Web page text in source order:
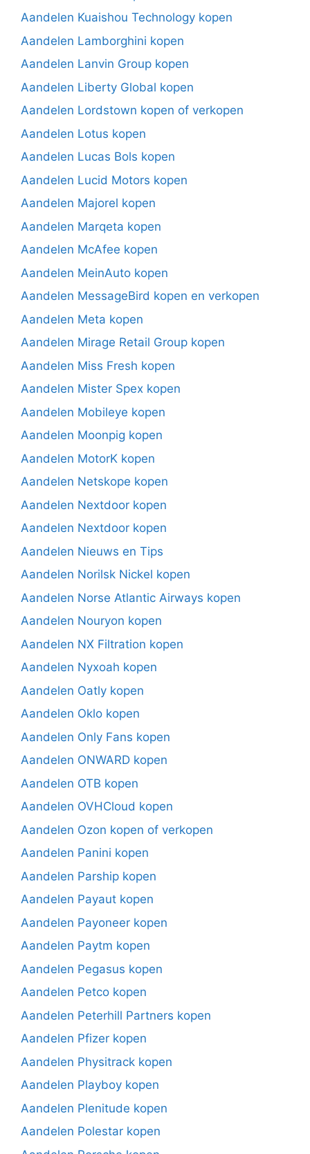
Aandelen Kuaishou Technology kopen
Aandelen Lamborghini kopen
Aandelen Lanvin Group kopen
Aandelen Liberty Global kopen
Aandelen Lordstown kopen of verkopen
Aandelen Lotus kopen
Aandelen Lucas Bols kopen
Aandelen Lucid Motors kopen
Aandelen Majorel kopen
Aandelen Marqeta kopen
Aandelen McAfee kopen
Aandelen MeinAuto kopen
Aandelen MessageBird kopen en verkopen
Aandelen Meta kopen
Aandelen Mirage Retail Group kopen
Aandelen Miss Fresh kopen
Aandelen Mister Spex kopen
Aandelen Mobileye kopen
Aandelen Moonpig kopen
Aandelen MotorK kopen
Aandelen Netskope kopen
Aandelen Nextdoor kopen
Aandelen Nextdoor kopen
Aandelen Nieuws en Tips
Aandelen Norilsk Nickel kopen
Aandelen Norse Atlantic Airways kopen
Aandelen Nouryon kopen
Aandelen NX Filtration kopen
Aandelen Nyxoah kopen
Aandelen Oatly kopen
Aandelen Oklo kopen
Aandelen Only Fans kopen
Aandelen ONWARD kopen
Aandelen OTB kopen
Aandelen OVHCloud kopen
Aandelen Ozon kopen of verkopen
Aandelen Panini kopen
Aandelen Parship kopen
Aandelen Payaut kopen
Aandelen Payoneer kopen
Aandelen Paytm kopen
Aandelen Pegasus kopen
Aandelen Petco kopen
Aandelen Peterhill Partners kopen
Aandelen Pfizer kopen
Aandelen Physitrack kopen
Aandelen Playboy kopen
Aandelen Plenitude kopen
Aandelen Polestar kopen